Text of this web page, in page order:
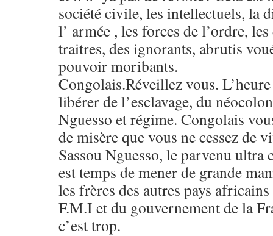
société civile, les intellectuels, la
l’ armée , les forces de l’ordre,
traitres, des ignorants, abrutis
pouvoir moribants.
Congolais.Réveillez vous.
libérer de l’esclavage, du
Nguesso et régime. Congolais
de misère que vous ne cessez de
Sassou Nguesso, le parvenu
est temps de mener de grande
les frères des autres pays
F.M.I et du gouvernement de la
c’est trop.